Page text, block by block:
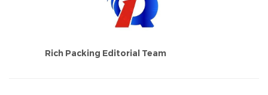
Rich Packing Editorial Team